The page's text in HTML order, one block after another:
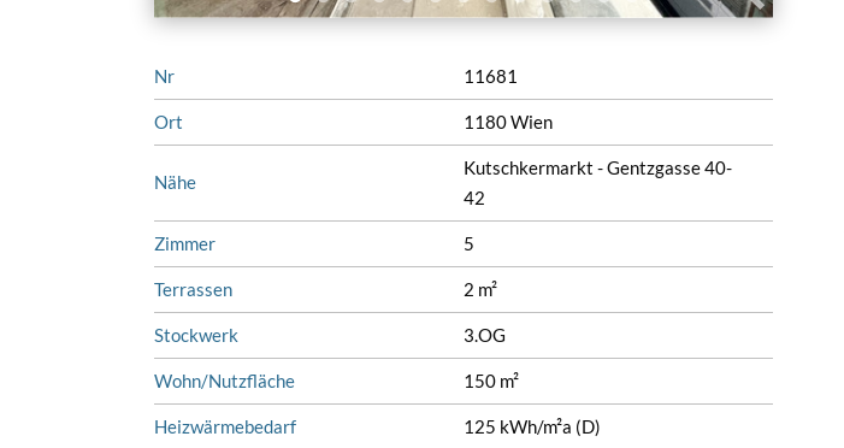
Nr 11681
Ort 1180 Wien
Nähe
Kutschkermarkt - Gentzgasse 40-
42
Zimmer 5
Terrassen 2 m²
Stockwerk 3.OG
Wohn/Nutzfläche 150 m²
Heizwärmebedarf 125 kWh/m²a (D)